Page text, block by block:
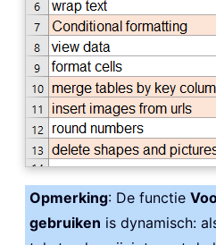
Opmerking: De functie
gebruiken is dynamisch: